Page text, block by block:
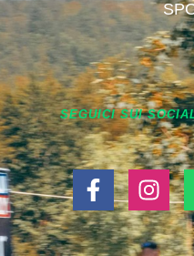
SEGUICI SUI